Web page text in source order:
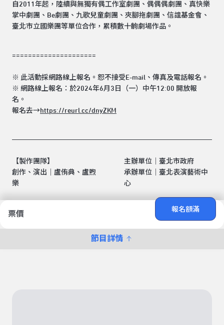
票價
報名額滿
節目詳情
自2011年起，陸續與無獨有偶工作室劇團、偶偶偶劇團、真快樂
掌中劇團、Be劇團、九歌兒童劇團、夾腳拖劇團、信誼基金會、
臺北市立國樂團等單位合作，累積數十齣劇場作品。
=====================
※ 此活動採網路線上報名。恕不接受E-mail、傳真及電話報名。
※ 網路線上報名：於2024年6月3日（一）中午12:00 開放報
名。
報名去→https://reurl.cc/dnyZKM
【製作團隊】
創作、演出｜盧侑典、盧煦
樂
主辦單位｜臺北市政府
承辦單位｜臺北表演藝術中
心